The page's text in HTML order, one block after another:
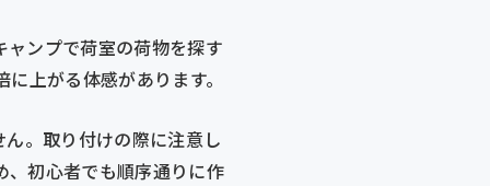
ンプで荷室の荷物を探す
上がる体感があります。
。取り付けの際に注意し
、初心者でも順序通りに作